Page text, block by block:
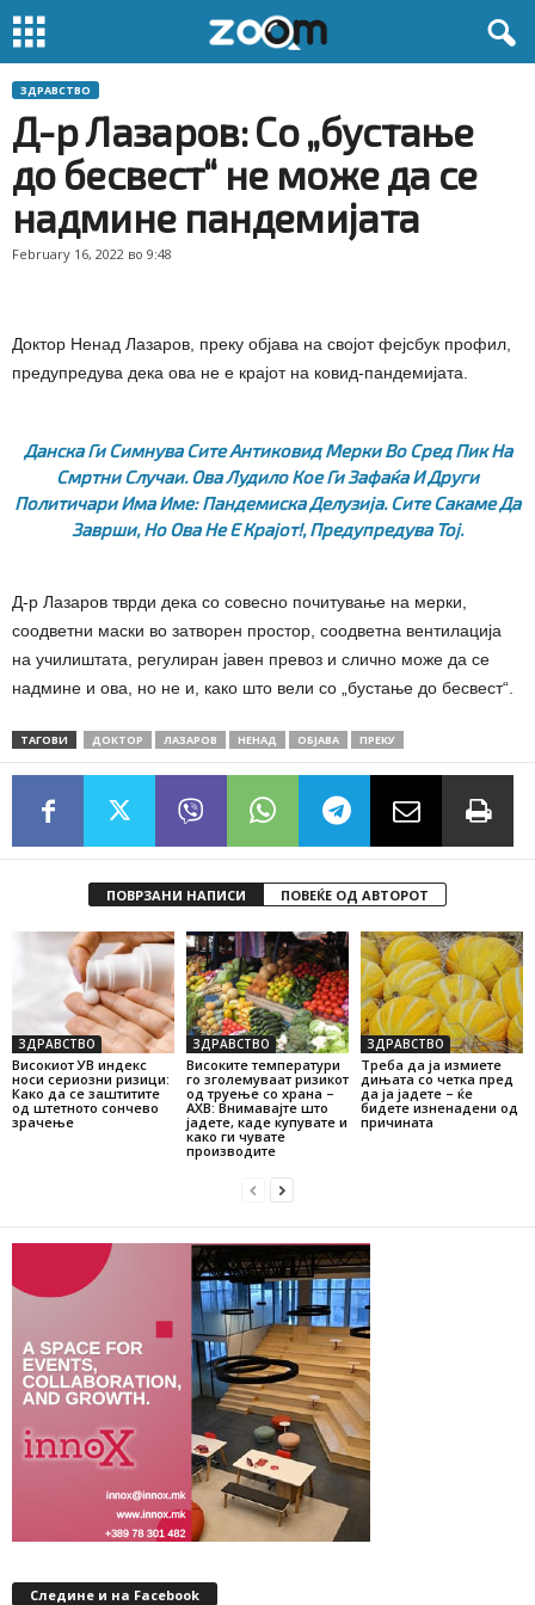
ЗДРАВСТВО
Д-р Лазаров: Со „бустање
до бесвест“ не може да се
надмине пандемијата
February 16, 2022 во 9:48
Доктор Ненад Лазаров, преку објава на својот фејсбук профил,
предупредува дека ова не е крајот на ковид-пандемијата.
Данска Ги Симнува Сите Антиковид Мерки Во Сред Пик На
Смртни Случаи. Ова Лудило Кое Ги Зафаќа И Други
Политичари Има Име: Пандемиска Делузија. Сите Сакаме Да
Заврши, Но Ова Не Е Крајот!,Предупредува Тој.
Д-р Лазаров тврди дека со совесно почитување на мерки,
соодветни маски во затворен простор, соодветна вентилација
на училиштата, регулиран јавен превоз и слично може да се
надмине и ова, но не и, како што вели со „бустање до бесвест“.
ТАГОВИ ДОКТОР ЛАЗАРОВ НЕНАД ОБЈАВА ПРЕКУ
ПОВРЗАНИ НАПИСИ ПОВЕЌЕ ОД АВТОРОТ
ЗДРАВСТВО
Високиот УВ индекс
носи сериозни ризици:
Како да се заштитите
од штетното сончево
зрачење
ЗДРАВСТВО
Високите температури
го зголемуваат ризикот
од труење со храна –
АХВ: Внимавајте што
јадете, каде купувате и
како ги чувате
производите
ЗДРАВСТВО
Треба да ја измиете
дињата со четка пред
да ја јадете – ќе
бидете изненадени од
причината
Следине и на Facebook